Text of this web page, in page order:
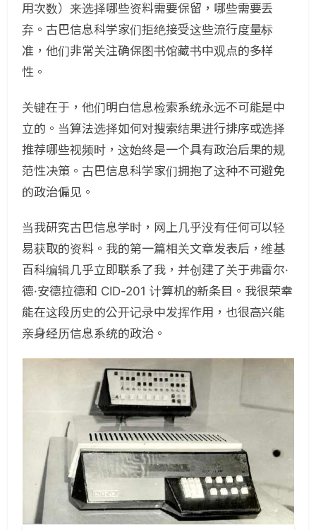
用次数）来选择哪些资料需要保留，哪些需要丢
弃。古巴信息科学家们拒绝接受这些流行度量标
准，他们非常关注确保图书馆藏书中观点的多样
性。
关键在于，他们明白信息检索系统永远不可能是中
立的。当算法选择如何对搜索结果进行排序或选择
推荐哪些视频时，这始终是一个具有政治后果的规
范性决策。古巴信息科学家们拥抱了这种不可避免
的政治偏见。
当我研究古巴信息学时，网上几乎没有任何可以轻
易获取的资料。我的第一篇相关文章发表后，维基
百科编辑几乎立即联系了我，并创建了关于弗雷尔·
德·安德拉德和 CID-201 计算机的新条目。我很荣幸
能在这段历史的公开记录中发挥作用，也很高兴能
亲身经历信息系统的政治。